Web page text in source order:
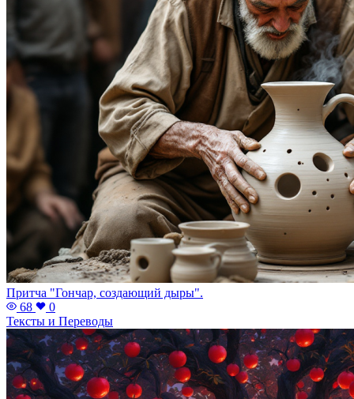
Притча "Гончар, создающий дыры".
68
0
Тексты и Переводы